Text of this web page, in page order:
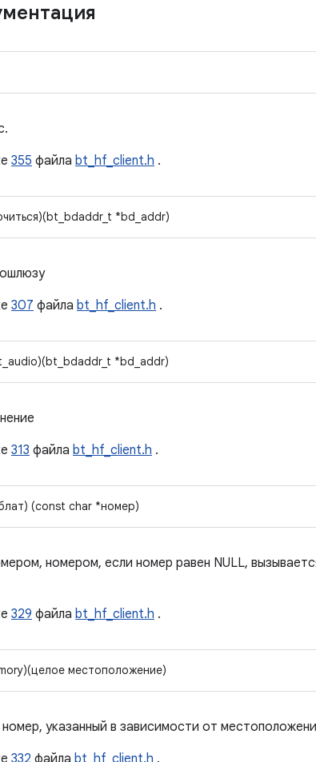
355 файла bt_hf_client.h .
*bd_addr)
307 файла bt_hf_client.h .
*bd_addr)
313 файла bt_hf_client.h .
(const char *номер)
номером, если номер равен NULL,
329 файла bt_hf_client.h .
местоположение)
указанный в зависимости от
332 файла bt_hf_client.h .